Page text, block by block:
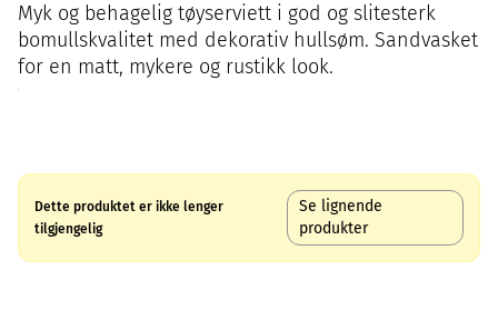
Myk og behagelig tøyserviett i god og slitesterk
bomullskvalitet med dekorativ hullsøm. Sandvasket
for en matt, mykere og rustikk look.
Dette produktet er ikke lenger
tilgjengelig
Se lignende
produkter